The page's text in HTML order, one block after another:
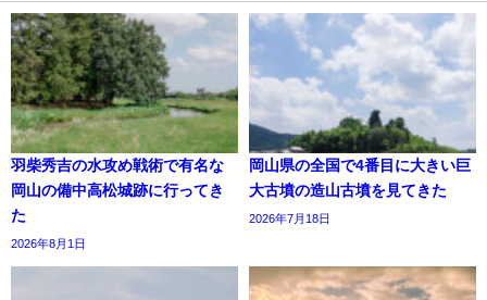
羽柴秀吉の水攻め戦術で有名な
岡山の備中高松城跡に行ってき
た
2026年8月1日
岡山県の全国で4番目に大きい巨
大古墳の造山古墳を見てきた
2026年7月18日